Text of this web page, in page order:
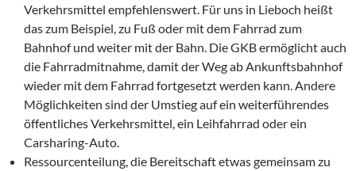
Verkehrsmittel empfehlenswert. Für uns in Lieboch heißt
das zum Beispiel, zu Fuß oder mit dem Fahrrad zum
Bahnhof und weiter mit der Bahn. Die GKB ermöglicht auch
die Fahrradmitnahme, damit der Weg ab Ankunftsbahnhof
wieder mit dem Fahrrad fortgesetzt werden kann. Andere
Möglichkeiten sind der Umstieg auf ein weiterführendes
öffentliches Verkehrsmittel, ein Leihfahrrad oder ein
Carsharing-Auto.
Ressourcenteilung, die Bereitschaft etwas gemeinsam zu